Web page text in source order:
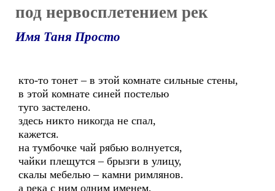
под нервосплетением рек
Имя Таня Просто
кто-то тонет – в этой комнате сильные стены,
в этой комнате синей постелью
туго застелено.
здесь никто никогда не спал,
кажется.
на тумбочке чай рябью волнуется,
чайки плещутся – брызги в улицу,
скалы мебелью – камни римлянов.
а река с ним одним именем,